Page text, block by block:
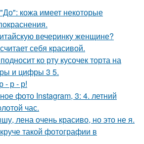
кожа имеет некоторые
вечеринку женщине?
себя красивой.
ко рту кусочек торта на
и цифры 3 5.
- р - р!
фото Instagram, 3: 4. летний
час.
лена очень красиво, но это не я.
такой фотографии в